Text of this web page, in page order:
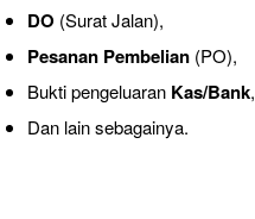
DO (Surat Jalan),
Pesanan Pembelian (PO),
Bukti pengeluaran Kas/Bank,
Dan lain sebagainya.